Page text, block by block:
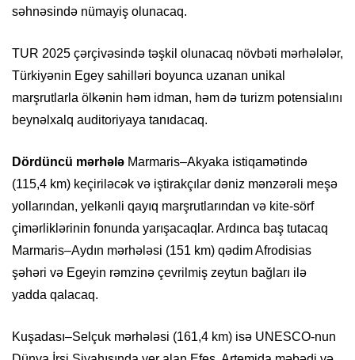
səhnəsində nümayiş olunacaq.
TUR 2025 çərçivəsində təşkil olunacaq növbəti mərhələlər,
Türkiyənin Egey sahilləri boyunca uzanan unikal
marşrutlarla ölkənin həm idman, həm də turizm potensialını
beynəlxalq auditoriyaya tanıdacaq.
Dördüncü mərhələ Marmaris–Akyaka istiqamətində
(115,4 km) keçiriləcək və iştirakçılar dəniz mənzərəli meşə
yollarından, yelkənli qayıq marşrutlarından və kite-sörf
çimərliklərinin fonunda yarışacaqlar. Ardınca baş tutacaq
Marmaris–Aydın mərhələsi (151 km) qədim Afrodisias
şəhəri və Egeyin rəmzinə çevrilmiş zeytun bağları ilə
yadda qalacaq.
Kuşadası–Selçuk mərhələsi (161,4 km) isə UNESCO-nun